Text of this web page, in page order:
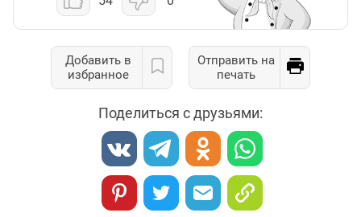
Добавить в
избранное
Отправить на
печать
Поделиться с друзьями: